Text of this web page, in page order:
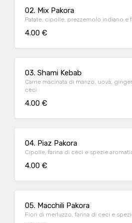
02. Mix Pakora
Patate, cipolle, prezzemolo indiano e
4.00 €
03. Shami Kebab
Carne macinata di manzo, uova,
ceci
4.00 €
04. Piaz Pakora
Cipolle, farina di ceci e spezie
4.00 €
05. Macchili Pakora
Fiori di merluzzo, farina di ceci e